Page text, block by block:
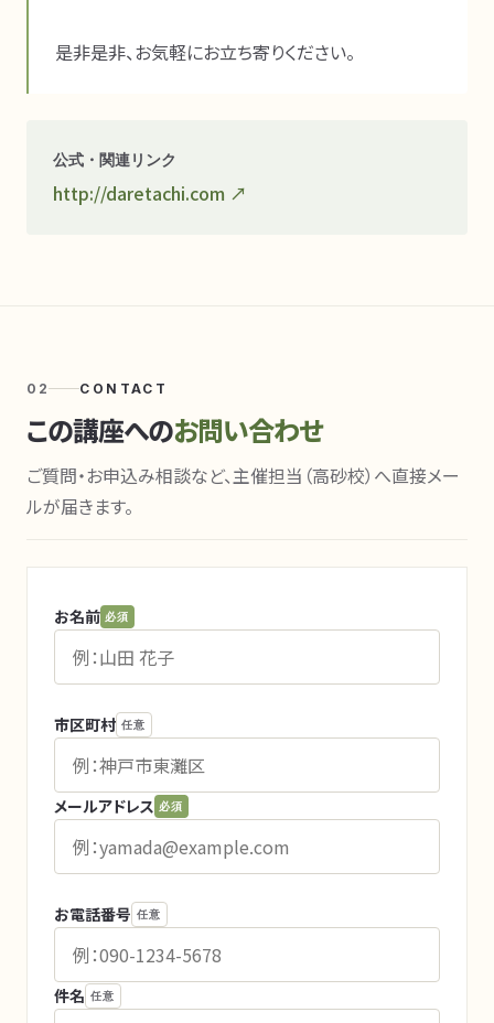
公式・関連リンク
http://daretachi.com ↗
02 CONTACT
この講座へのお問い合わせ
ご質問・お申込み相談など、主催担当（高砂校）へ直接メー
ルが届きます。
お名前 必須
市区町村 任意
メールアドレス 必須
お電話番号 任意
件名 任意